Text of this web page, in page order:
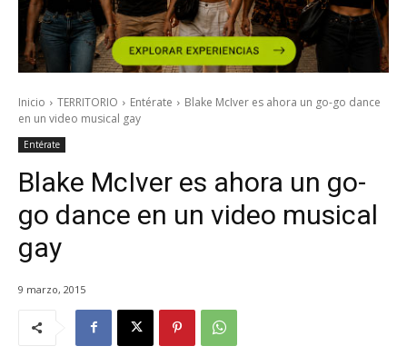
Inicio TERRITORIO Entérate
Blake McIver es ahora un go-go dance
en un video musical gay
Entérate
Blake McIver es ahora un go-
go dance en un video musical
gay
9 marzo, 2015